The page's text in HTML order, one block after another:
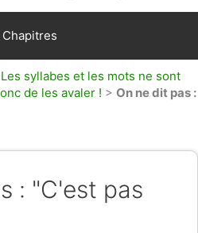
Chapitres
Les syllabes et les mots ne sont
de les avaler ! > On ne dit pas :
: "C'est pas